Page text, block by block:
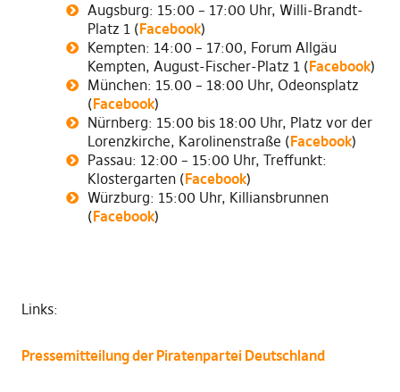
Augsburg: 15:00 – 17:00 Uhr, Willi-Brandt-
Platz 1 (Facebook)
Kempten: 14:00 – 17:00, Forum Allgäu
Kempten, August-Fischer-Platz 1 (Facebook)
München: 15.00 – 18:00 Uhr, Odeonsplatz
(Facebook)
Nürnberg: 15:00 bis 18:00 Uhr, Platz vor der
Lorenzkirche, Karolinenstraße (Facebook)
Passau: 12:00 – 15:00 Uhr, Treffunkt:
Klostergarten (Facebook)
Würzburg: 15:00 Uhr, Killiansbrunnen
(Facebook)
Links:
Pressemitteilung der Piratenpartei Deutschland